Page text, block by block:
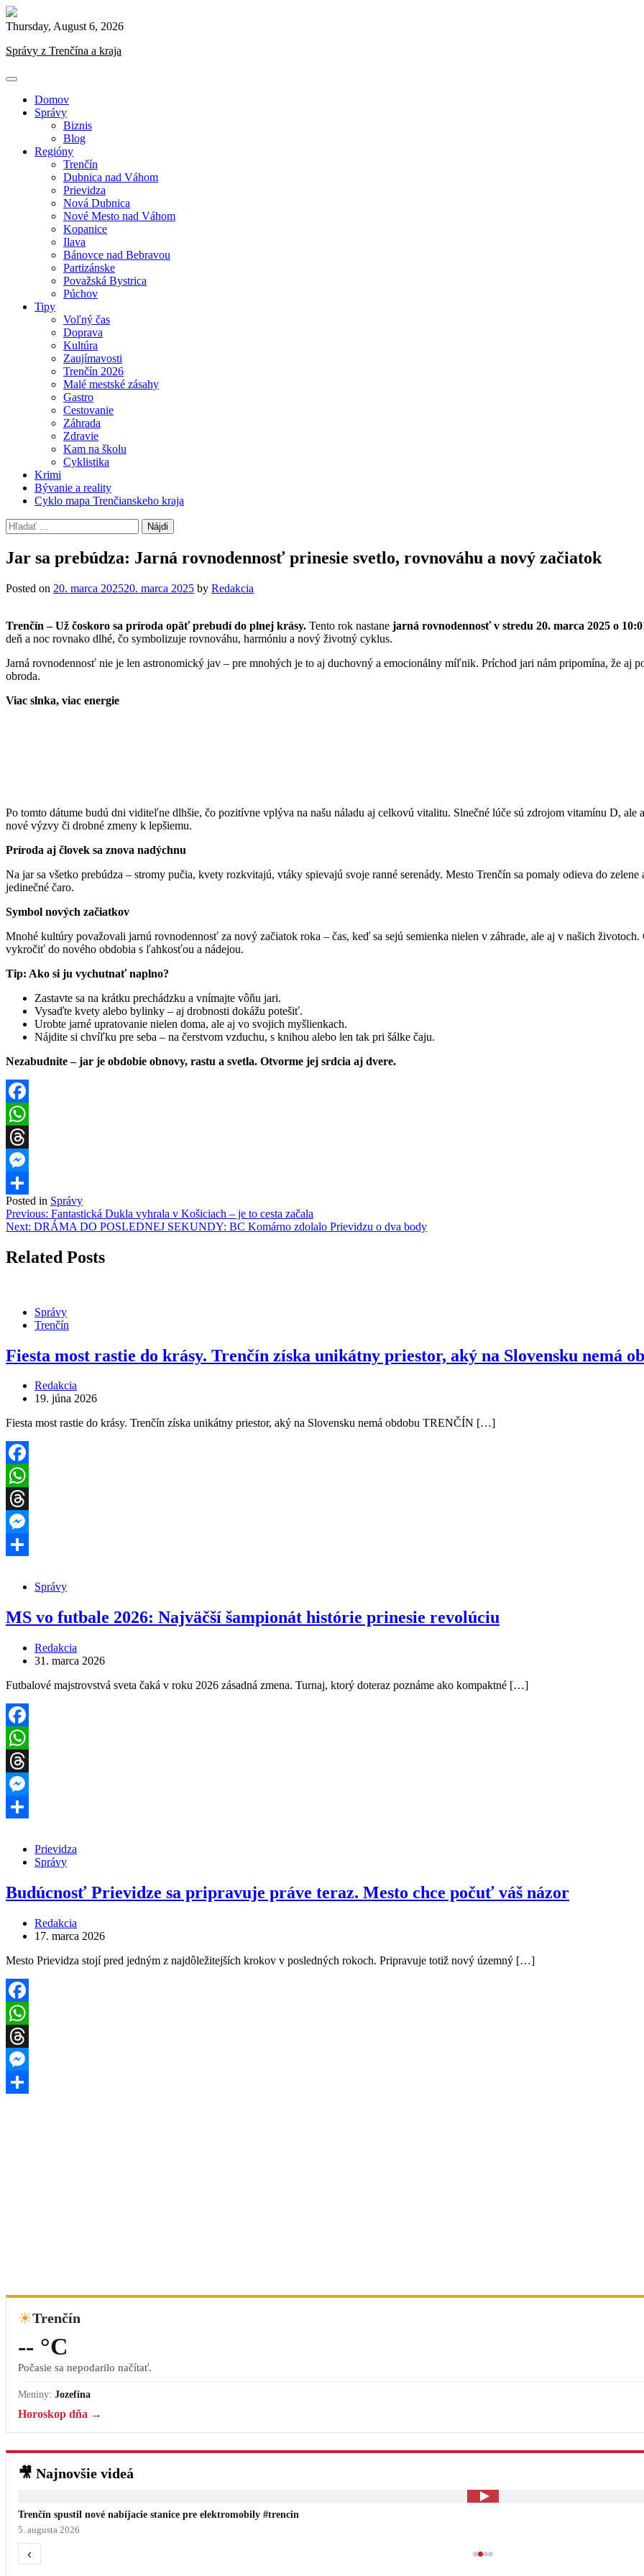
Skip
to
Thursday, August 6, 2026
Správy z Trenčína a kraja
Domov
Správy
Biznis
Blog
Regióny
Trenčín
Dubnica nad Váhom
Prievidza
Nová Dubnica
Nové Mesto nad Váhom
Kopanice
Ilava
Bánovce nad Bebravou
Partizánske
Považská Bystrica
Púchov
Tipy
Voľný čas
Doprava
Kultúra
Zaujímavosti
Trenčín 2026
Malé mestské zásahy
Gastro
Cestovanie
Záhrada
Zdravie
Kam na školu
Cyklistika
Krimi
Bývanie a reality
Cyklo mapa Trenčianskeho kraja
Hľadať:
Jar sa prebúdza: Jarná rovnodennosť prinesie svetlo, rovnováhu a nový začiatok
Posted on 20. marca 202520. marca 2025 by Redakcia
Trenčín – Už čoskoro sa príroda opäť prebudí do plnej krásy. Tento rok nastane jarná rovnodennosť v stredu 20. marca 2025 o
deň a noc rovnako dlhé, čo symbolizuje rovnováhu, harmóniu a nový životný cyklus.
Jarná rovnodennosť nie je len astronomický jav – pre mnohých je to aj duchovný a emocionálny míľnik. Príchod jari nám pripomína, že aj
obroda.
Viac slnka, viac energie
Po tomto dátume budú dni viditeľne dlhšie, čo pozitívne vplýva na našu náladu aj celkovú vitalitu. Slnečné lúče sú zdrojom vitamínu D, ale
nové výzvy či drobné zmeny k lepšiemu.
Príroda aj človek sa znova nadýchnu
Na jar sa všetko prebúdza – stromy pučia, kvety rozkvitajú, vtáky spievajú svoje ranné serenády. Mesto Trenčín sa pomaly odieva do
jedinečné čaro.
Symbol nových začiatkov
Mnohé kultúry považovali jarnú rovnodennosť za nový začiatok roka – čas, keď sa sejú semienka nielen v záhrade, ale aj v našich
vykročiť do nového obdobia s ľahkosťou a nádejou.
Tip: Ako si ju vychutnať naplno?
Zastavte sa na krátku prechádzku a vnímajte vôňu jari.
Vysaďte kvety alebo bylinky – aj drobnosti dokážu potešiť.
Urobte jarné upratovanie nielen doma, ale aj vo svojich myšlienkach.
Nájdite si chvíľku pre seba – na čerstvom vzduchu, s knihou alebo len tak pri šálke čaju.
Nezabudnite – jar je obdobie obnovy, rastu a svetla. Otvorme jej srdcia aj dvere.
Facebook
WhatsApp
Threads
Messenger
Share
Posted in Správy
Navigácia
v
článku
Previous: Fantastická Dukla vyhrala v Košiciach – je to cesta začala
Next: DRÁMA DO POSLEDNEJ SEKUNDY: BC Komárno zdolalo Prievidzu o dva body
Related Posts
Správy
Trenčín
Fiesta most rastie do krásy. Trenčín získa unikátny priestor, aký na Slovensku nemá
Redakcia
19. júna 2026
Fiesta most rastie do krásy. Trenčín získa unikátny priestor, aký na Slovensku nemá obdobu TRENČÍN […]
Facebook
WhatsApp
Threads
Messenger
Správy
MS vo futbale 2026: Najväčší šampionát histórie prinesie revolúciu
Redakcia
31. marca 2026
Futbalové majstrovstvá sveta čaká v roku 2026 zásadná zmena. Turnaj, ktorý doteraz poznáme ako kompaktné […]
Facebook
WhatsApp
Threads
Messenger
Prievidza
Správy
Budúcnosť Prievidze sa pripravuje práve teraz. Mesto chce počuť váš názor
Redakcia
17. marca 2026
Mesto Prievidza stojí pred jedným z najdôležitejších krokov v posledných rokoch. Pripravuje totiž nový územný […]
Facebook
WhatsApp
Threads
Messenger
☀Trenčín
-- °C
Počasie sa nepodarilo načítať.
Meniny: Jozefína
Horoskop dňa →
🎥 Najnovšie videá